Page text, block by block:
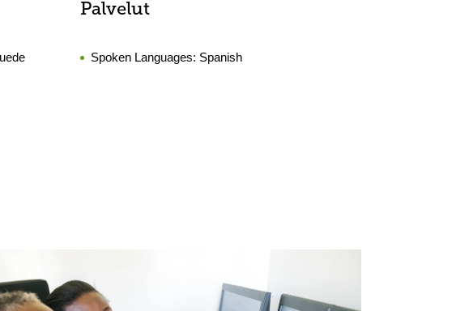
Palvelut
Spoken Languages: Spanish